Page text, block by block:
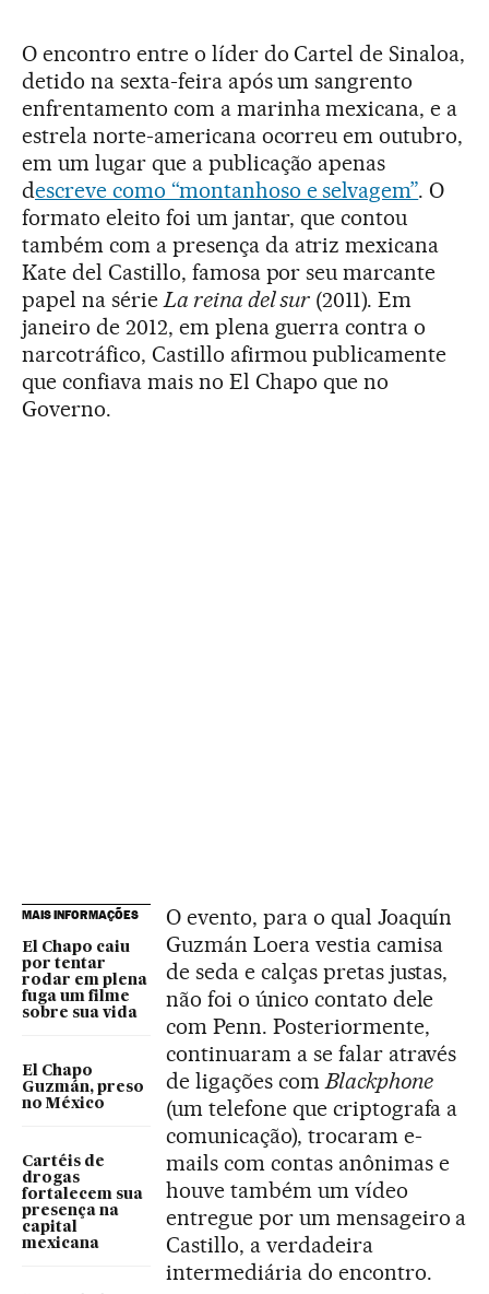
O encontro entre o líder do Cartel de Sinaloa,
detido na sexta-feira após um sangrento
enfrentamento com a marinha mexicana, e a
estrela norte-americana ocorreu em outubro,
em um lugar que a publicação apenas
descreve como “montanhoso e selvagem”. O
formato eleito foi um jantar, que contou
também com a presença da atriz mexicana
Kate del Castillo, famosa por seu marcante
papel na sérieLa reina del sur (2011). Em
janeiro de 2012, em plena guerra contra o
narcotráfico, Castillo afirmou publicamente
que confiava mais no El Chapo que no
Governo.
MAIS INFORMAÇÕES
El Chapo caiu
por tentar
rodar em plena
fuga um filme
sobre sua vida
El Chapo
Guzmán, preso
no México
Cartéis de
drogas
fortalecem sua
presença na
capital
mexicana
O evento, para o qual Joaquín
Guzmán Loera vestia camisa
de seda e calças pretas justas,
não foi o único contato dele
com Penn. Posteriormente,
continuaram a se falar através
de ligações comBlackphone
(um telefone que criptografa a
comunicação), trocaram e-
mails com contas anônimas e
houve também um vídeo
entregue por um mensageiro a
Castillo, a verdadeira
intermediária do encontro.